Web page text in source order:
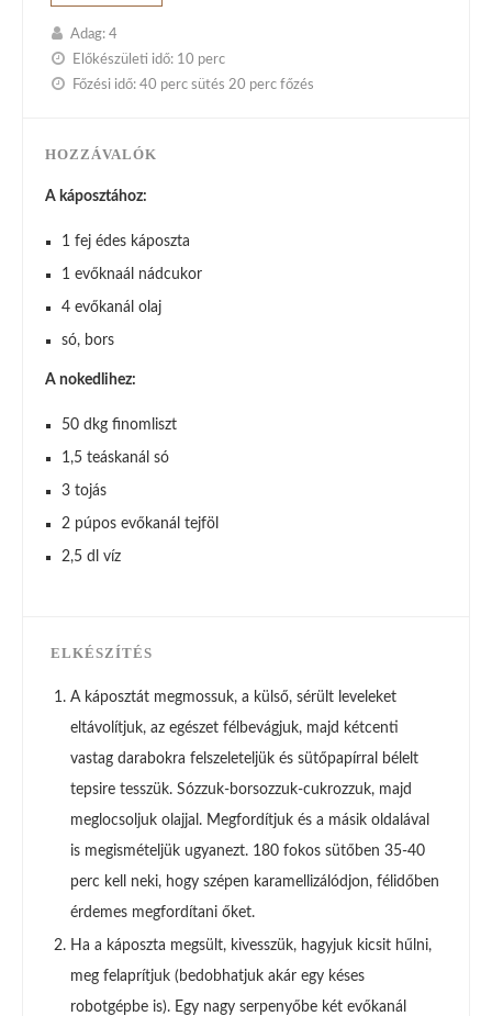
Adag: 4
Előkészületi idő: 10 perc
Főzési idő: 40 perc sütés 20 perc főzés
HOZZÁVALÓK
A káposztához:
1 fej édes káposzta
1 evőknaál nádcukor
4 evőkanál olaj
só, bors
A nokedlihez:
50 dkg finomliszt
1,5 teáskanál só
3 tojás
2 púpos evőkaná l tejfö
2,5 dl víz
ELKÉSZÍTÉS
A káposztát megmossuk, a külső, sérült leveleket
eltávolítjuk, az egészet félbevágjuk, majd kétcenti
vastag darabokra felszeleteljük és sütőpapírral bélelt
tepsire tesszük. Sózzuk-borsozzuk-cukrozzuk, majd
meglocsoljuk olajjal. Megfordítjuk és a másik oldalával
is megismételjük ugyanezt. 180 fokos sütőben 35-40
perc kell neki, hogy szépen karamellizálódjon, félidőben
érdemes megfordítani őket.
Ha a káposzta megsült, kivesszük, hagyjuk kicsit hűlni,
meg felaprítjuk (bedobhatjuk akár egy késes
robotgépbe is). Egy nagy serpenyőbe két evőkanál